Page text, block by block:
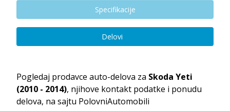
Specifikacije
Delovi
Pogledaj prodavce auto-delova za Skoda Yeti
(2010 - 2014), njihove kontakt podatke i ponudu
delova, na sajtu PolovniAutomobili